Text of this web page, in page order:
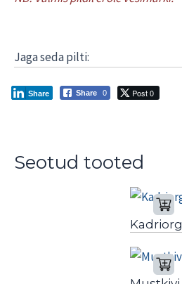
Jaga seda pilti:
Share 0 Post 0
Share
Seotud tooted
Kadriorg